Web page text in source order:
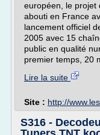
européen, le projet
abouti en France
lancement officiel
2005 avec 15
public en qualité
premier temps, 20
Lire la suite
Site : http://
S316 -